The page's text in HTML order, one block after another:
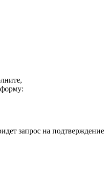
запрос на подтверждение